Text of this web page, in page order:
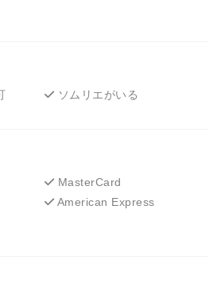
ソムリエがいる
MasterCard
American Express